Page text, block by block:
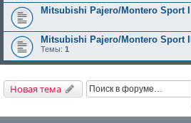
Mitsubishi Pajero/Montero Sport I
Mitsubishi Pajero/Montero Sport II
Темы: 1
Новая тема